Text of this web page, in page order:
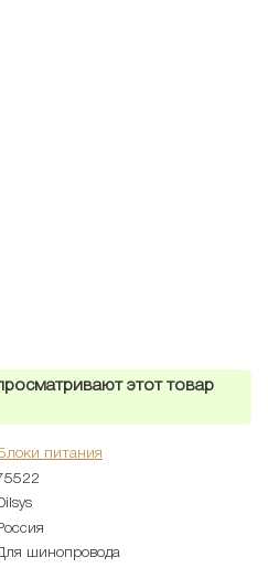
этот товар
питания
шинопровода